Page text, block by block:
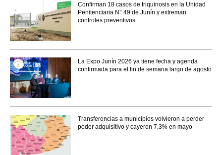
Confirman 18 casos de triquinosis en la Unidad
Penitenciaria N° 49 de Junín y extreman
controles preventivos
La Expo Junín 2026 ya tiene fecha y agenda
confirmada para el fin de semana largo de agosto
Transferencias a municipios volvieron a perder
poder adquisitivo y cayeron 7,3% en mayo